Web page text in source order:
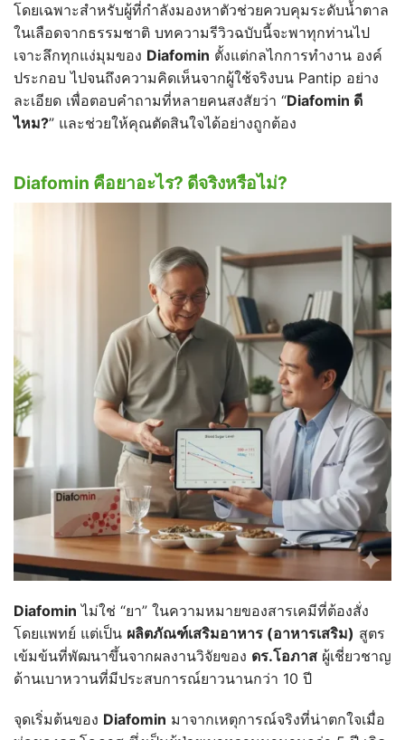
โดยเฉพาะสำหรับผู้ที่กำลังมองหาตัวช่วยควบคุมระดับน้ำตาล
ในเลือดจากธรรมชาติ บทความรีวิวฉบับนี้จะพาทุกท่านไป
เจาะลึกทุกแง่มุมของ Diafomin ตั้งแต่กลไกการทำงาน องค์
ประกอบ ไปจนถึงความคิดเห็นจากผู้ใช้จริงบน Pantip อย่าง
ละเอียด เพื่อตอบคำถามที่หลายคนสงสัยว่า “Diafomin ดี
ไหม?” และช่วยให้คุณตัดสินใจได้อย่างถูกต้อง
Diafomin คือยาอะไร? ดีจริงหรือไม่?
Diafomin ไม่ใช่ “ยา” ในความหมายของสารเคมีที่ต้องสั่ง
โดยแพทย์ แต่เป็น ผลิตภัณฑ์เสริมอาหาร (อาหารเสริม) สูตร
เข้มข้นที่พัฒนาขึ้นจากผลงานวิจัยของ ดร.โอภาส ผู้เชี่ยวชาญ
ด้านเบาหวานที่มีประสบการณ์ยาวนานกว่า 10 ปี
จุดเริ่มต้นของ Diafomin มาจากเหตุการณ์จริงที่น่าตกใจเมื่อ